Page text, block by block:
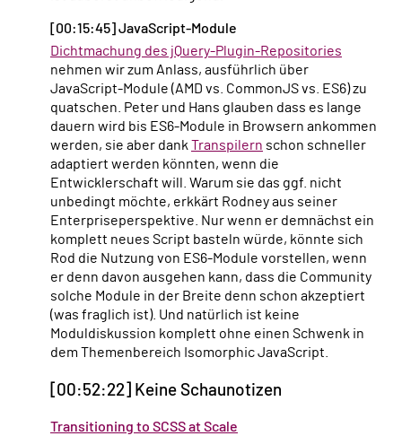
[00:15:45] JavaScript-Module
Dichtmachung des jQuery-Plugin-Repositories
nehmen wir zum Anlass, ausführlich über
JavaScript-Module (AMD vs. CommonJS vs. ES6) zu
quatschen. Peter und Hans glauben dass es lange
dauern wird bis ES6-Module in Browsern ankommen
werden, sie aber dank Transpilern schon schneller
adaptiert werden könnten, wenn die
Entwicklerschaft will. Warum sie das ggf. nicht
unbedingt möchte, erkkärt Rodney aus seiner
Enterpriseperspektive. Nur wenn er demnächst ein
komplett neues Script basteln würde, könnte sich
Rod die Nutzung von ES6-Module vorstellen, wenn
er denn davon ausgehen kann, dass die Community
solche Module in der Breite denn schon akzeptiert
(was fraglich ist). Und natürlich ist keine
Moduldiskussion komplett ohne einen Schwenk in
dem Themenbereich Isomorphic JavaScript.
[00:52:22] Keine Schaunotizen
Transitioning to SCSS at Scale